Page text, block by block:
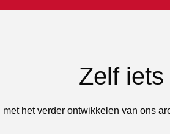
Zelf
het verder ontwikkelen van ons